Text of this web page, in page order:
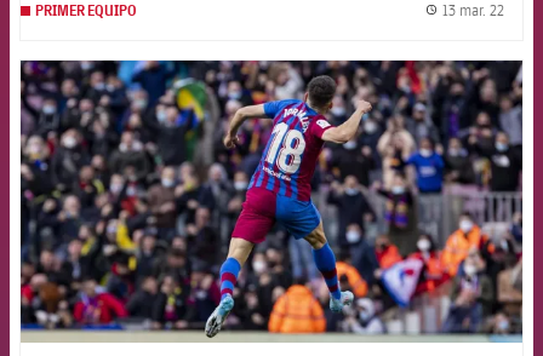
PRIMER EQUIPO 13 mar. 22
FCB Barcelona badge